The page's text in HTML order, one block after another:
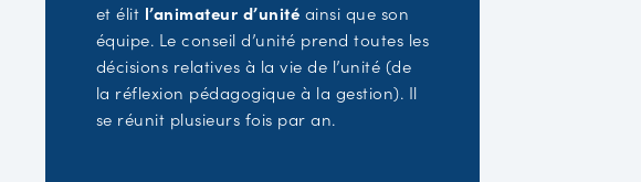
et élit l’animateur d’unité ainsi que son
équipe. Le conseil d’unité prend toutes les
décisions relatives à la vie de l’unité (de
la réflexion pédagogique à la gestion). Il
se réunit plusieurs fois par an.